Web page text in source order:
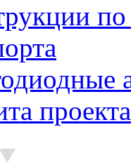
по
проекта